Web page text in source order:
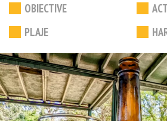
OBIECTIVE
PLAJE